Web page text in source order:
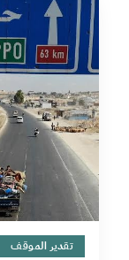
14 دقائق
تقدير الموقف